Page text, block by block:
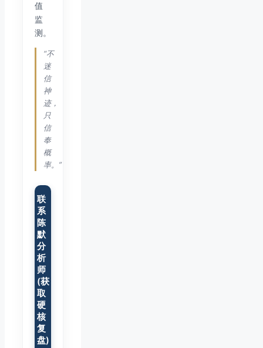
值
监
测。
“不
迷
信
神
迹，
只
信
奉
概
率。”
联
系
陈
默
分
析
师
(获
取
硬
核
复
盘)